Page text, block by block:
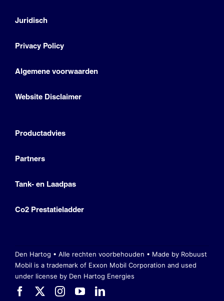
Juridisch
Privacy Policy
Algemene voorwaarden
Website Disclaimer
Productadvies
Partners
Tank- en Laadpas
Co2 Prestatieladder
Den Hartog • Alle rechten voorbehouden • Made by Robuust
Mobil is a trademark of Exxon Mobil Corporation and used
under license by Den Hartog Energies